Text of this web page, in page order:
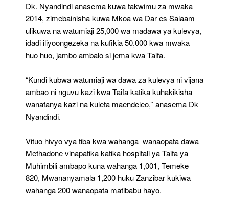
Dk. Nyandindi anasema kuwa takwimu za mwaka
2014, zimebainisha kuwa Mkoa wa Dar es Salaam
ulikuwa na watumiaji 25,000 wa madawa ya kulevya,
idadi iliyoongezeka na kufikia 50,000 kwa mwaka
huo huo, jambo ambalo si jema kwa Taifa.
“Kundi kubwa watumiaji wa dawa za kulevya ni vijana
ambao ni nguvu kazi kwa Taifa katika kuhakikisha
wanafanya kazi na kuleta maendeleo,’’ anasema Dk
Nyandindi.
Vituo hivyo vya tiba kwa wahanga wanaopata dawa
Methadone vinapatika katika hospitali ya Taifa ya
Muhimbili ambapo kuna wahanga 1,001, Temeke
820, Mwananyamala 1,200 huku Zanzibar kukiwa
wahanga 200 wanaopata matibabu hayo.